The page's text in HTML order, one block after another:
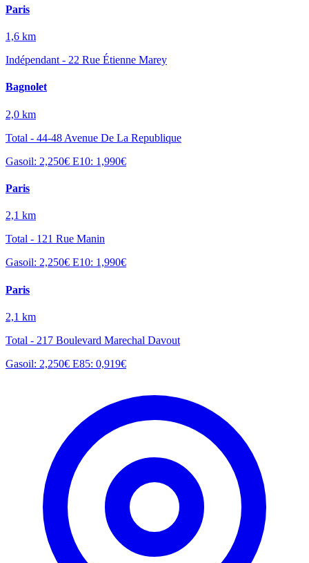
Paris
1,6 km
Indépendant - 22 Rue Étienne Marey
Bagnolet
2,0 km
Total - 44-48 Avenue De La Republique
Gasoil: 2,250€ E10: 1,990€
Paris
2,1 km
Total - 121 Rue Manin
Gasoil: 2,250€ E10: 1,990€
Paris
2,1 km
Total - 217 Boulevard Marechal Davout
Gasoil: 2,250€ E85: 0,919€